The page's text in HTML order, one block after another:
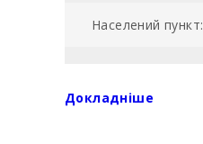
Населений пункт:
Докладніше